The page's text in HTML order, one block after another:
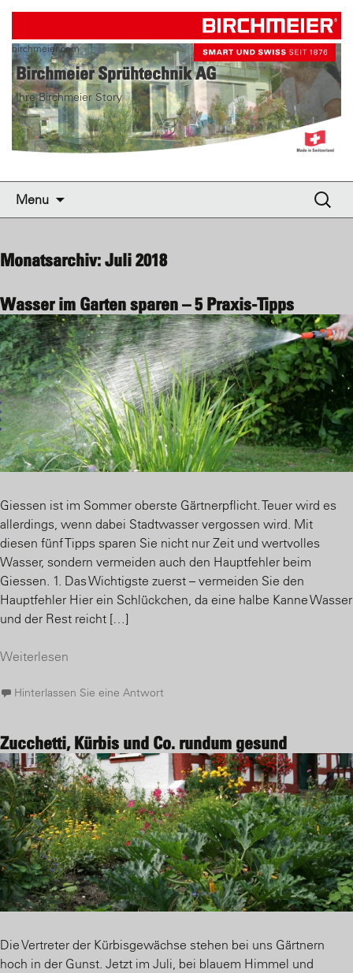
Birchmeier Sprühtechnik AG
Ihre Birchmeier Story
birchmeier.com
Menu
Suche
nach:
Monatsarchiv: Juli 2018
Wasser im Garten sparen – 5 Praxis-Tipps
Giessen ist im Sommer oberste Gärtnerpflicht. Teuer wird es
allerdings, wenn dabei Stadtwasser vergossen wird. Mit
diesen fünf Tipps sparen Sie nicht nur Zeit und wertvolles
Wasser, sondern vermeiden auch den Hauptfehler beim
Giessen. 1. Das Wichtigste zuerst – vermeiden Sie den
Hauptfehler Hier ein Schlückchen, da eine halbe Kanne Wasser
und der Rest reicht […]
Weiterlesen
Hinterlassen Sie eine Antwort
Zucchetti, Kürbis und Co. rundum gesund
Die Vertreter der Kürbisgewächse stehen bei uns Gärtnern
hoch in der Gunst. Jetzt im Juli, bei blauem Himmel und